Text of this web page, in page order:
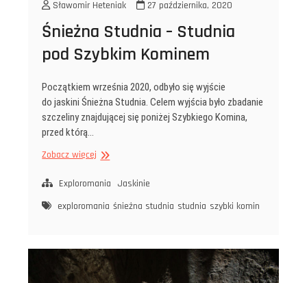
Sławomir Heteniak 27 października, 2020
Śnieżna Studnia – Studnia
pod Szybkim Kominem
Początkiem września 2020, odbyło się wyjście
do jaskini Śnieżna Studnia. Celem wyjścia było zbadanie
szczeliny znajdującej się poniżej Szybkiego Komina,
przed którą…
Zobacz więcej Śnieżna
–
pod Szybkim
Exploromania
Jaskinie
exploromania śnieżna studnia studnia szybki komin